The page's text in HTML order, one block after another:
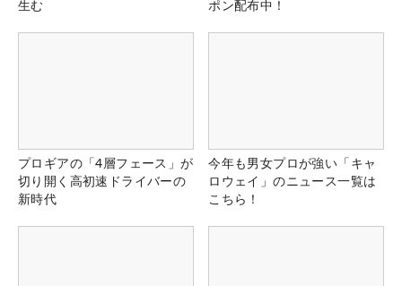
生む
ポン配布中！
プロギアの「4層フェース」が
切り開く高初速ドライバーの
新時代
今年も男女プロが強い「キャ
ロウェイ」のニュース一覧は
こちら！